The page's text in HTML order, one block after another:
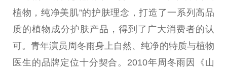
植物，纯净美肌”的护肤理念，打造了一系列高品
质的植物成分护肤产品，得到了广大消费者的认
可。青年演员周冬雨身上自然、纯净的特质与植物
医生的品牌定位十分契合。2010年周冬雨因《山